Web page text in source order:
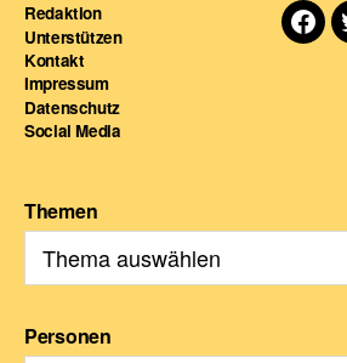
Redaktion
Unterstützen
Kontakt
Impressum
Datenschutz
Social Media
Themen
Personen